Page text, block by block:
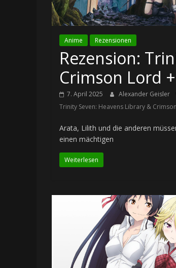
Anime Rezensionen
Rezension:
Crimson Lord
7. April 2025 Alexander Geisler
Trinity Seven: Heavens Library &
Arata, Lilith und die anderen
einen mächtigen
Weiterlesen